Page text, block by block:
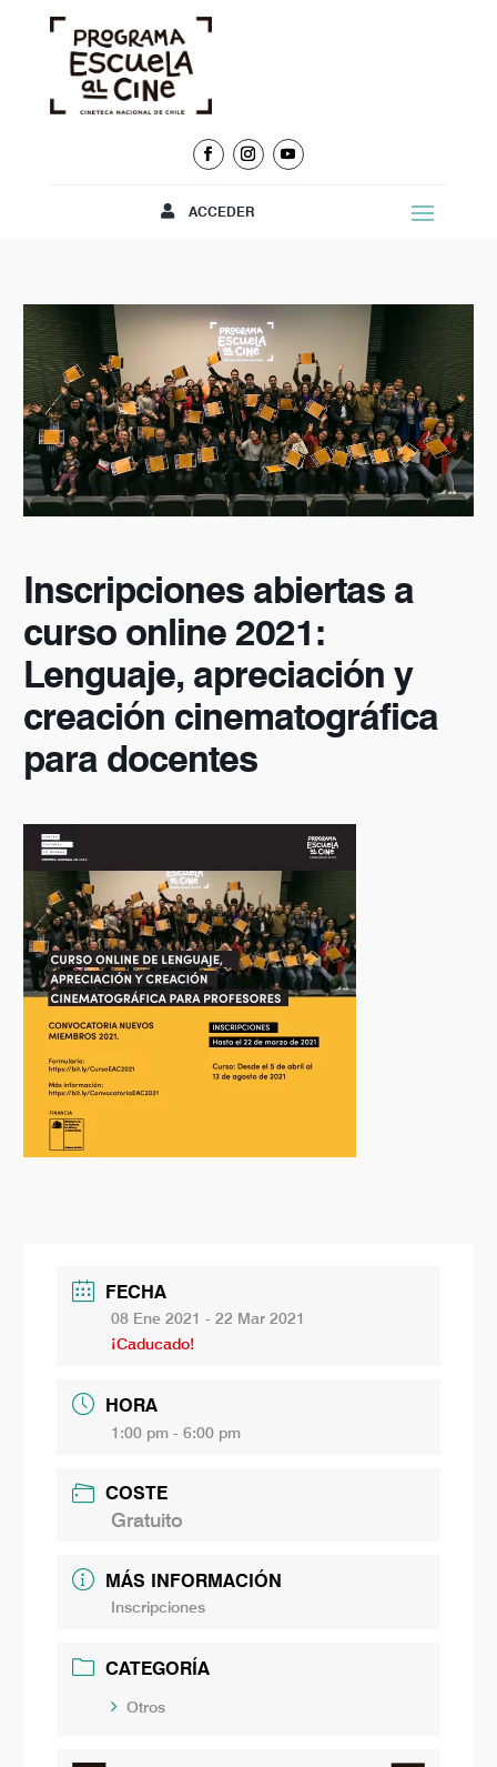
ACCEDER
Inscripciones abiertas a
curso online 2021:
Lenguaje, apreciación y
creación cinematográfica
para docentes
FECHA
08 Ene 2021 - 22 Mar 2021
¡Caducado!
HORA
1:00 pm - 6:00 pm
COSTE
Gratuito
MÁS INFORMACIÓN
Inscripciones
CATEGORÍA
Otros